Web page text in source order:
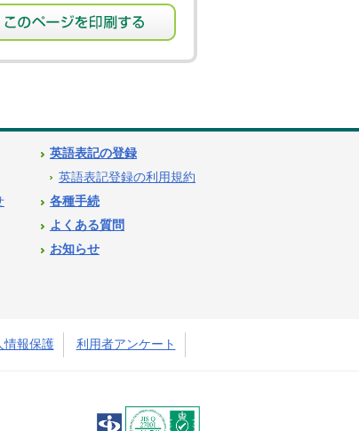
英語表記の登録
英語表記登録の利用規約
各種手続
よくある質問
お知らせ
情報保護 利用者アンケート